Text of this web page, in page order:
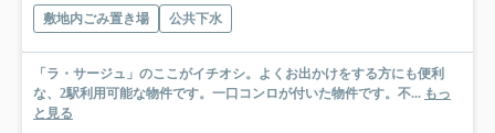
敷地内ごみ置き場 公共下水
「ラ・サージュ」のここがイチオシ。よくお出かけをする方にも便利
な、2駅利用可能な物件です。一口コンロが付いた物件です。不... もっ
と見る